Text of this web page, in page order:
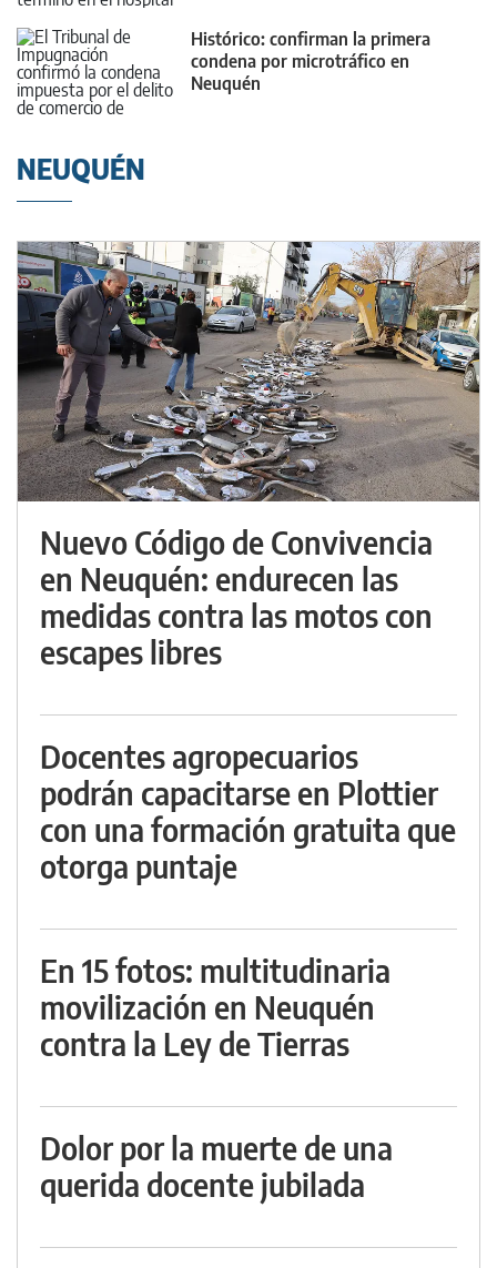
Histórico: confirman la primera
condena por microtráfico en
Neuquén
NEUQUÉN
Nuevo Código de Convivencia
en Neuquén: endurecen las
medidas contra las motos con
escapes libres
Docentes agropecuarios
podrán capacitarse en Plottier
con una formación gratuita que
otorga puntaje
En 15 fotos: multitudinaria
movilización en Neuquén
contra la Ley de Tierras
Dolor por la muerte de una
querida docente jubilada